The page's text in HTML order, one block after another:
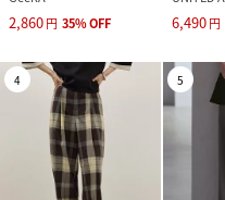
2,860円 35%OFF 6,490円
4 5